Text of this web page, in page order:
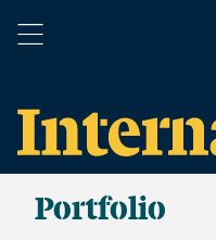
Portfolio